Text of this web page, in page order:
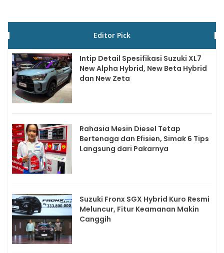
Editor Pick
Intip Detail Spesifikasi Suzuki XL7
New Alpha Hybrid, New Beta Hybrid
dan New Zeta
Rahasia Mesin Diesel Tetap
Bertenaga dan Efisien, Simak 6 Tips
Langsung dari Pakarnya
Suzuki Fronx SGX Hybrid Kuro Resmi
Meluncur, Fitur Keamanan Makin
Canggih